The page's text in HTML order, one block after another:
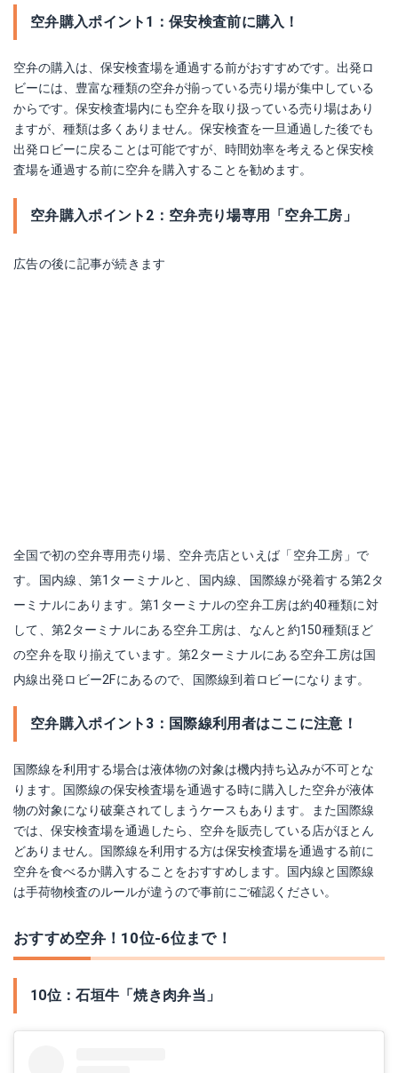
空弁購入ポイント1：保安検査前に購入！
空弁の購入は、保安検査場を通過する前がおすすめです。出発ロ
ビーには、豊富な種類の空弁が揃っている売り場が集中している
からです。保安検査場内にも空弁を取り扱っている売り場はあり
ますが、種類は多くありません。保安検査を一旦通過した後でも
出発ロビーに戻ることは可能ですが、時間効率を考えると保安検
査場を通過する前に空弁を購入することを勧めます。
空弁購入ポイント2：空弁売り場専用「空弁工房」
広告の後に記事が続きます
全国で初の空弁専用売り場、空弁売店といえば「空弁工房」で
す。国内線、第1ターミナルと、国内線、国際線が発着する第2タ
ーミナルにあります。第1ターミナルの空弁工房は約40種類に対
して、第2ターミナルにある空弁工房は、なんと約150種類ほど
の空弁を取り揃えています。第2ターミナルにある空弁工房は国
内線出発ロビー2Fにあるので、国際線到着ロビーになります。
空弁購入ポイント3：国際線利用者はここに注意！
国際線を利用する場合は液体物の対象は機内持ち込みが不可とな
ります。国際線の保安検査場を通過する時に購入した空弁が液体
物の対象になり破棄されてしまうケースもあります。また国際線
では、保安検査場を通過したら、空弁を販売している店がほとん
どありません。国際線を利用する方は保安検査場を通過する前に
空弁を食べるか購入することをおすすめします。国内線と国際線
は手荷物検査のルールが違うので事前にご確認ください。
おすすめ空弁！10位‐6位まで！
10位：石垣牛「焼き肉弁当」